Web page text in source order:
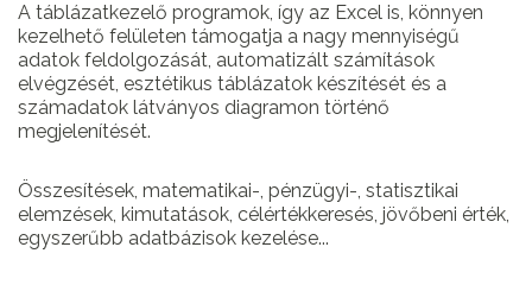
A táblázatkezelő programok, így az Excel is, könnyen
kezelhető felületen támogatja a nagy mennyiségű
adatok feldolgozását, automatizált számítások
elvégzését, esztétikus táblázatok készítését és a
számadatok látványos diagramon történő
megjelenítését.
Összesítések, matematikai-, pénzügyi-, statisztikai
elemzések, kimutatások, célértékkeresés, jövőbeni érték,
egyszerűbb adatbázisok kezelése...